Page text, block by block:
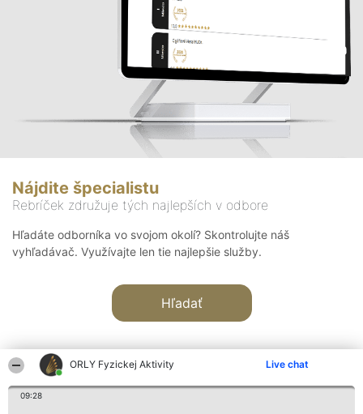
ORLY Fyzickej Aktivity Live chat
09:28
Nájdite špecialistu
Rebríček združuje tých najlepších v odbore
Hľadáte odborníka vo svojom okolí? Skontrolujte náš
vyhľadávač. Využívajte len tie najlepšie služby.
Hľadať